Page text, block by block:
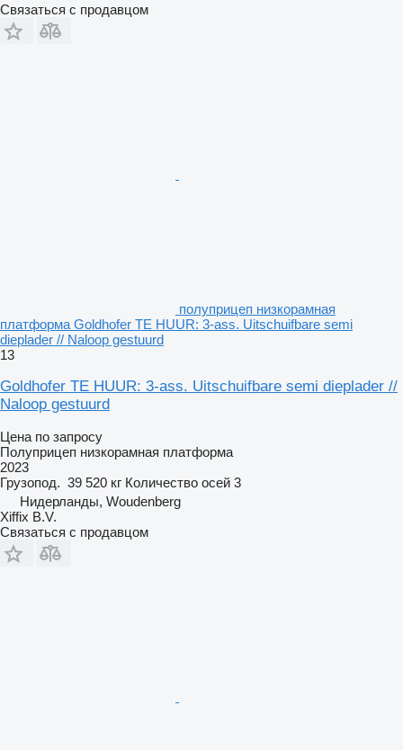
Связаться с продавцом
полуприцеп низкорамная
платформа Goldhofer TE HUUR: 3-ass. Uitschuifbare semi
dieplader // Naloop gestuurd
13
Goldhofer TE HUUR: 3-ass. Uitschuifbare semi dieplader //
Naloop gestuurd
Цена по запросу
Полуприцеп низкорамная платформа
2023
Грузопод. 39 520 кг Количество осей 3
Нидерланды, Woudenberg
Xiffix B.V.
Связаться с продавцом